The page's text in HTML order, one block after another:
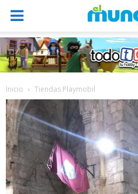
Inicio Tiendas Playmobil